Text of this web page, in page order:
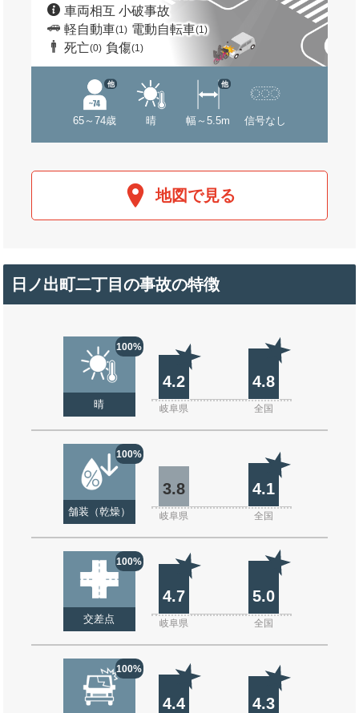
車両相互 小破事故
軽自動車(1) 電動自転車(1)
死亡(0) 負傷(1)
65～74歳
他
晴 幅～5.5m
他
信号なし
地図で見る
日ノ出町二丁目の事故の特徴
100%
晴
4.2 4.8
岐阜県 全国
100%
舗装（乾燥）
3.8 4.1
岐阜県 全国
100%
交差点
4.7 5.0
岐阜県 全国
100%
4.4 4.3